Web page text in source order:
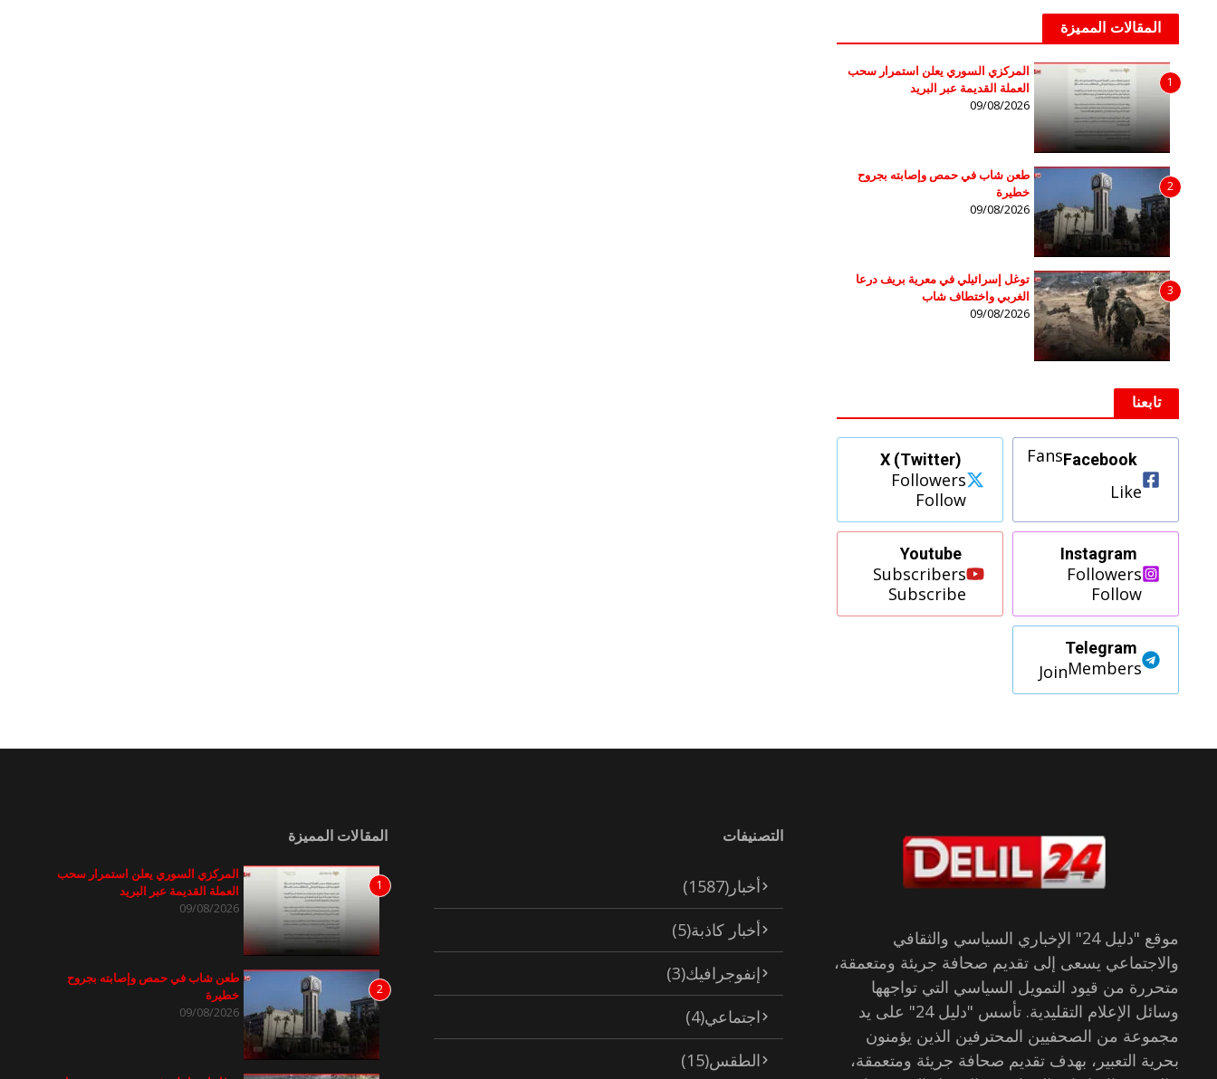
المقالات المميزة
1
المركزي السوري يعلن استمرار سحب
العملة القديمة عبر البريد
09/08/2026
2
طعن شاب في حمص وإصابته بجروح
خطيرة
09/08/2026
3
توغل إسرائيلي في معرية بريف درعا
الغربي واختطاف شاب
09/08/2026
تابعنا
Facebook
Fans
Like
X (Twitter)
Followers
Follow
Instagram
Followers
Follow
Youtube
Subscribers
Subscribe
Telegram
Members
Join
موقع "دليل 24" الإخباري السياسي والثقافي
والاجتماعي يسعى إلى تقديم صحافة جريئة ومتعمقة،
متحررة من قيود التمويل السياسي التي تواجهها
وسائل الإعلام التقليدية. تأسس "دليل 24" على يد
مجموعة من الصحفيين المحترفين الذين يؤمنون
بحرية التعبير، بهدف تقديم صحافة جريئة ومتعمقة،
التصنيفات
أخبار (1587)
أخبار كاذبة(5)
إنفوجرافيك(3)
اجتماعي(4)
الطقس(15)
المقالات المميزة
1
المركزي السوري يعلن استمرار سحب
العملة القديمة عبر البريد
09/08/2026
2
طعن شاب في حمص وإصابته بجروح
خطيرة
09/08/2026